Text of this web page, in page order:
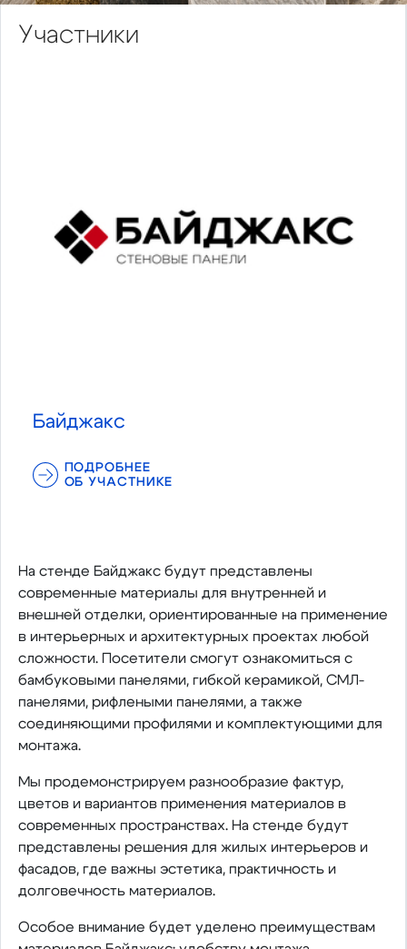
Участники
Байджакс
ПОДРОБНЕЕ
ОБ УЧАСТНИКЕ
На стенде Байджакс будут представлены
современные материалы для внутренней и
внешней отделки, ориентированные на применение
в интерьерных и архитектурных проектах любой
сложности. Посетители смогут ознакомиться с
бамбуковыми панелями, гибкой керамикой, СМЛ-
панелями, рифлеными панелями, а также
соединяющими профилями и комплектующими для
монтажа.
Мы продемонстрируем разнообразие фактур,
цветов и вариантов применения материалов в
современных пространствах. На стенде будут
представлены решения для жилых интерьеров и
фасадов, где важны эстетика, практичность и
долговечность материалов.
Особое внимание будет уделено преимуществам